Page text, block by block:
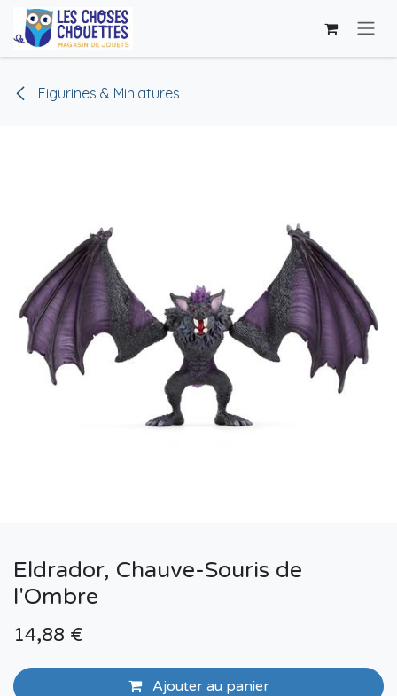
Se rendre au contenu
Figurines & Miniatures
Eldrador, Chauve-Souris de
l'Ombre
14,88 €
Ajouter au panier